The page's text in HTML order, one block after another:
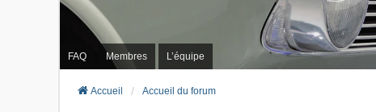
FAQ Membres L’équipe
Accueil Accueil du forum